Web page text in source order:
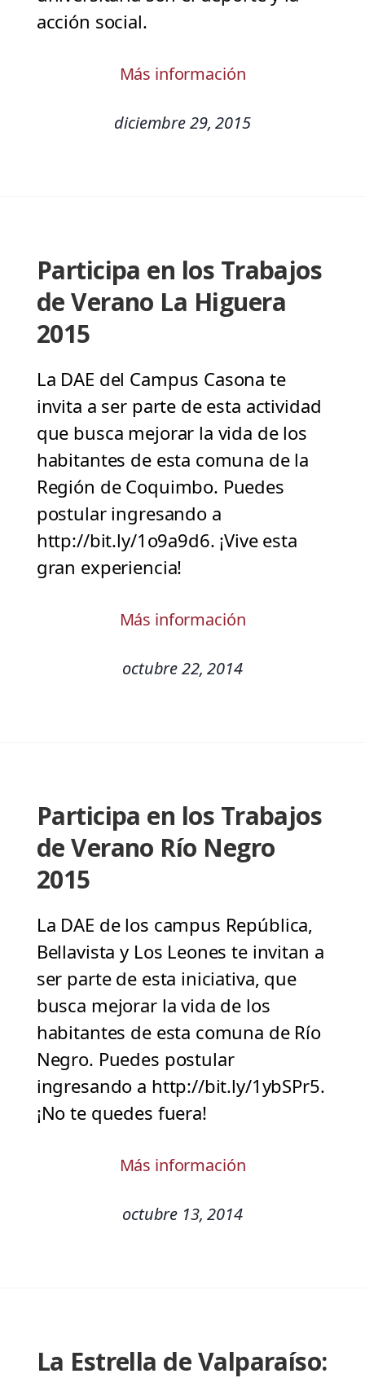
acción social.
Más información
diciembre 29, 2015
Participa en los Trabajos
de Verano La Higuera
2015
La DAE del Campus Casona te
invita a ser parte de esta actividad
que busca mejorar la vida de los
habitantes de esta comuna de la
Región de Coquimbo. Puedes
postular ingresando a
http://bit.ly/1o9a9d6. ¡Vive esta
gran experiencia!
Más información
octubre 22, 2014
Participa en los Trabajos
de Verano Río Negro
2015
La DAE de los campus República,
Bellavista y Los Leones te invitan a
ser parte de esta iniciativa, que
busca mejorar la vida de los
habitantes de esta comuna de Río
Negro. Puedes postular
ingresando a http://bit.ly/1ybSPr5.
¡No te quedes fuera!
Más información
octubre 13, 2014
La Estrella de Valparaíso: